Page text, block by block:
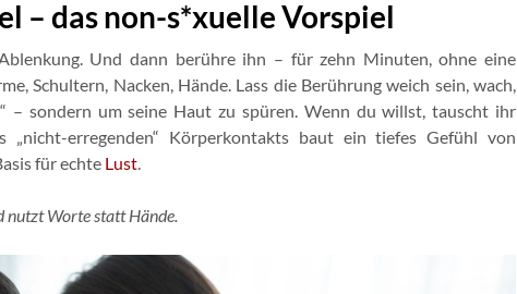
– das non-s*xuelle Vorspiel
Und dann berühre ihn – für zehn Minuten, ohne eine
Schultern, Nacken, Hände. Lass die Berührung weich sein, wach,
– sondern um seine Haut zu spüren. Wenn du willst, tauscht ihr
„nicht-erregenden“ Körperkontakts baut ein tiefes Gefühl von
für echte Lust
nutzt Worte statt Hände.